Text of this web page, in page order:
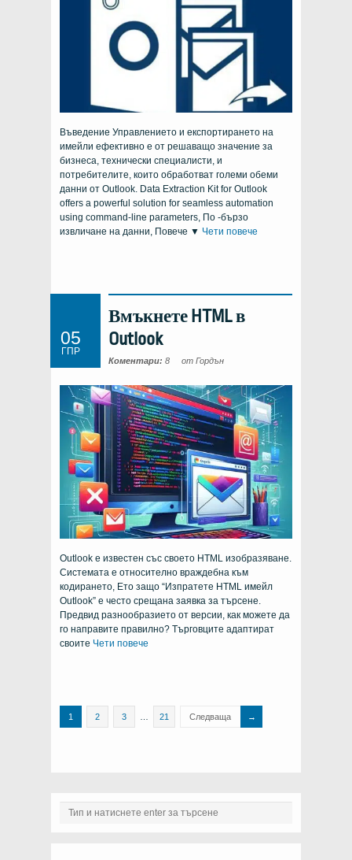
Въведение Управлението и експортирането на
имейли ефективно е от решаващо значение за
бизнеса, технически специалисти, и
потребителите, които обработват големи обеми
данни от Outlook. Data Extraction Kit for Outlook
offers a powerful solution for seamless automation
using command-line parameters, По -бързо
извличане на данни, Повече ▼ Чети повече
05
ГПР
Вмъкнете HTML в
Outlook
Коментари: 8 от Гордън
Outlook е известен със своето HTML изобразяване.
Системата е относително враждебна към
кодирането, Ето защо “Изпратете HTML имейл
Outlook” е често срещана заявка за търсене.
Предвид разнообразието от версии, как можете да
го направите правилно? Търговците адаптират
своите Чети повече
1 2 3 21 Следваща